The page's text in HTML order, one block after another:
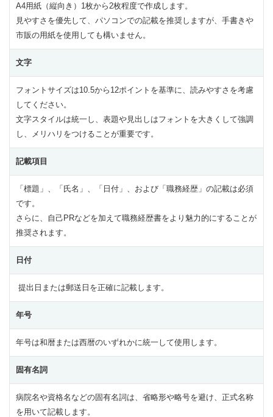
A4用紙（縦向き）1枚から2枚程度で作成します。
見やすさを優先して、パソコンでの記載を推奨しますが、手書きや
市販の用紙を使用しても構いません。
文字
フォントサイズは10.5から12ポイントを基準に、読みやすさを考慮
してください。
文字スタイルは統一し、表題や見出しはフォントを大きくして強調
し、メリハリをつけることが重要です。
記載項目
「標題」、「氏名」、「日付」、および「職務経歴」の記載は必須
です。
さらに、自己PRなどを加えて職務経歴書をより魅力的にすることが
推奨されます。
日付
提出日または郵送日を正確に記載します。
年号
年号は和暦または西暦のいずれかに統一して使用します。
固有名詞
病院名や資格名などの固有名詞は、省略形や略号を避け、正式名称
を用いて記載します。